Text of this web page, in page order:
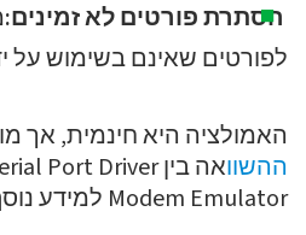
הסתרת פורטים לא זמינים:
לפורטים שאינם בשימוש על
האמולציה היא חינמית, אך
ההשוו
Modem Emulator למידע נוסף.